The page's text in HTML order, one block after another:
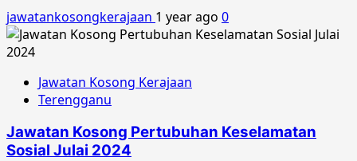
jawatankosongkerajaan 1 year ago 0
Jawatan Kosong Kerajaan
Terengganu
Jawatan Kosong Pertubuhan Keselamatan
Sosial Julai 2024